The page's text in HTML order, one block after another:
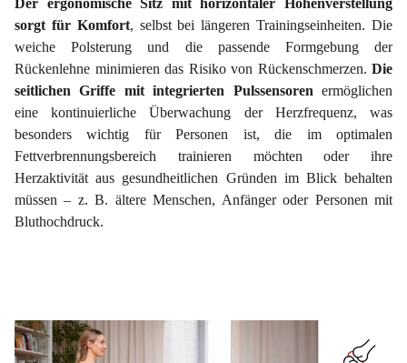
Der ergonomische Sitz mit horizontaler Höhenverstellung
sorgt für Komfort, selbst bei längeren Trainingseinheiten. Die
weiche Polsterung und die passende Formgebung der
Rückenlehne minimieren das Risiko von Rückenschmerzen. Die
seitlichen Griffe mit integrierten Pulssensoren ermöglichen
eine kontinuierliche Überwachung der Herzfrequenz, was
besonders wichtig für Personen ist, die im optimalen
Fettverbrennungsbereich trainieren möchten oder ihre
Herzaktivität aus gesundheitlichen Gründen im Blick behalten
müssen – z. B. ältere Menschen, Anfänger oder Personen mit
Bluthochdruck.